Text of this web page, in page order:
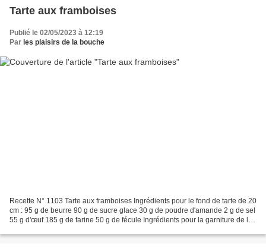
Tarte aux framboises
Publié le 02/05/2023 à 12:19
Par les plaisirs de la bouche
Recette N° 1103 Tarte aux framboises Ingrédients pour le fond de tarte de 20
cm : 95 g de beurre 90 g de sucre glace 30 g de poudre d'amande 2 g de sel
55 g d'œuf 185 g de farine 50 g de fécule Ingrédients pour la garniture de la